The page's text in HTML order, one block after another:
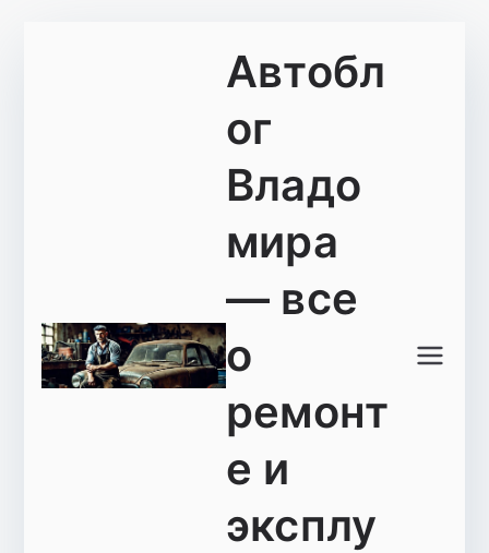
Автобл
ог
Владо
мира
— все
о
ремонт
е и
эксплу